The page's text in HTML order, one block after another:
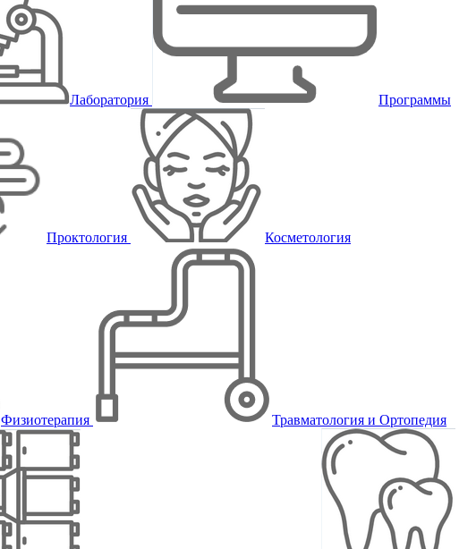
Лаборатория Программы
Проктология Косметология
Физиотерапия Травматология и Ортопедия